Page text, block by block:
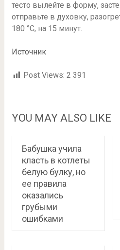
тесто вылейте в форму,
отправьте в духовку,
180 °С, на 15 минут.
Источник
Post Views: 2 391
YOU MAY ALSO LIKE
Бабушка учила
класть в котлеты
белую булку, но
ее правила
оказались
грубыми
ошибками